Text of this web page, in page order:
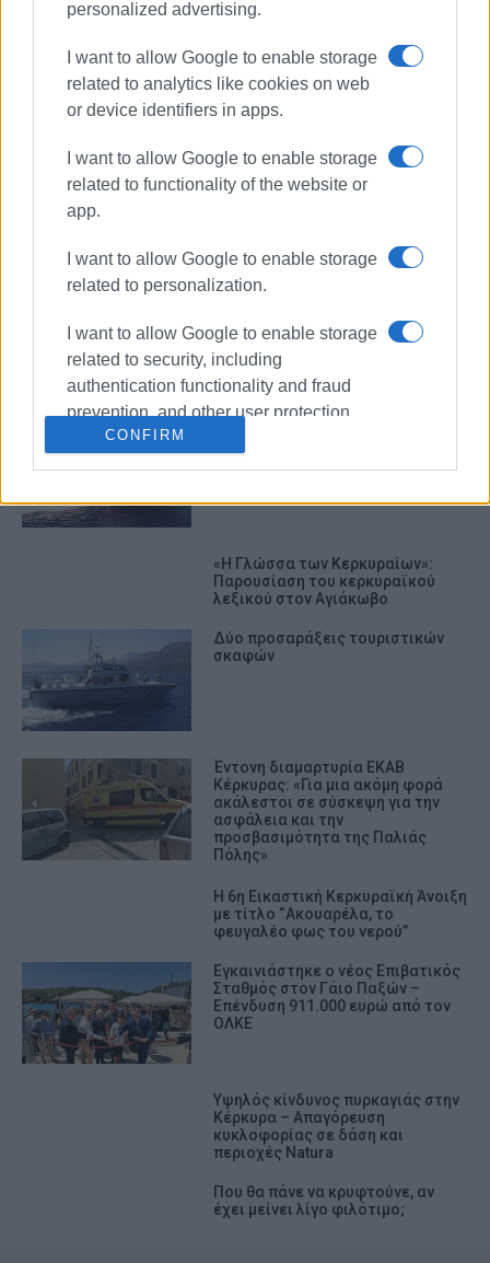
personalized advertising.
I want to allow Google to enable storage
related to analytics like cookies on web
or device identifiers in apps.
I want to allow Google to enable storage
related to functionality of the website or
app.
I want to allow Google to enable storage
related to personalization.
I want to allow Google to enable storage
related to security, including
authentication functionality and fraud
prevention, and other user protection.
CONFIRM
ΚΕΡΚΥΡΑ
στην Ηγουμενίτσα
«Η Γλώσσα των Κερκυραίων»:
Παρουσίαση του κερκυραϊκού
λεξικού στον Αγιάκωβο
Δύο προσαράξεις τουριστικών
σκαφών
Έντονη διαμαρτυρία ΕΚΑΒ
Κέρκυρας: «Για μια ακόμη φορά
ακάλεστοι σε σύσκεψη για την
ασφάλεια και την
προσβασιμότητα της Παλιάς
Πόλης»
Η 6η Εικαστική Κερκυραϊκή Άνοιξη
με τίτλο “Ακουαρέλα, το
φευγαλέο φως του νερού”
Εγκαινιάστηκε ο νέος Επιβατικός
Σταθμός στον Γάιο Παξών –
Επένδυση 911.000 ευρώ από τον
ΟΛΚΕ
Υψηλός κίνδυνος πυρκαγιάς στην
Κέρκυρα – Απαγόρευση
κυκλοφορίας σε δάση και
περιοχές Natura
Που θα πάνε να κρυφτούνε, αν
έχει μείνει λίγο φιλότιμο;